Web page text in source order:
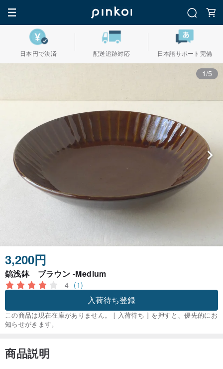
日本円で決済 配送追跡対応 日本語サポート完備
1/5
3,200円
鎬浅鉢 ブラウン -Medium
4 (1)
入荷待ち登録
この商品は現在在庫がありません。 [ 入荷待ち ] を押すと、優先的にお
知らせがきます。
商品説明